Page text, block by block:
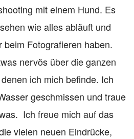
mit einem Hund. Es
wie alles abläuft und
Fotografieren haben.
nervös über die ganzen
ich mich befinde. Ich
geschmissen und traue
Ich freue mich auf das
vielen neuen Eindrücke,